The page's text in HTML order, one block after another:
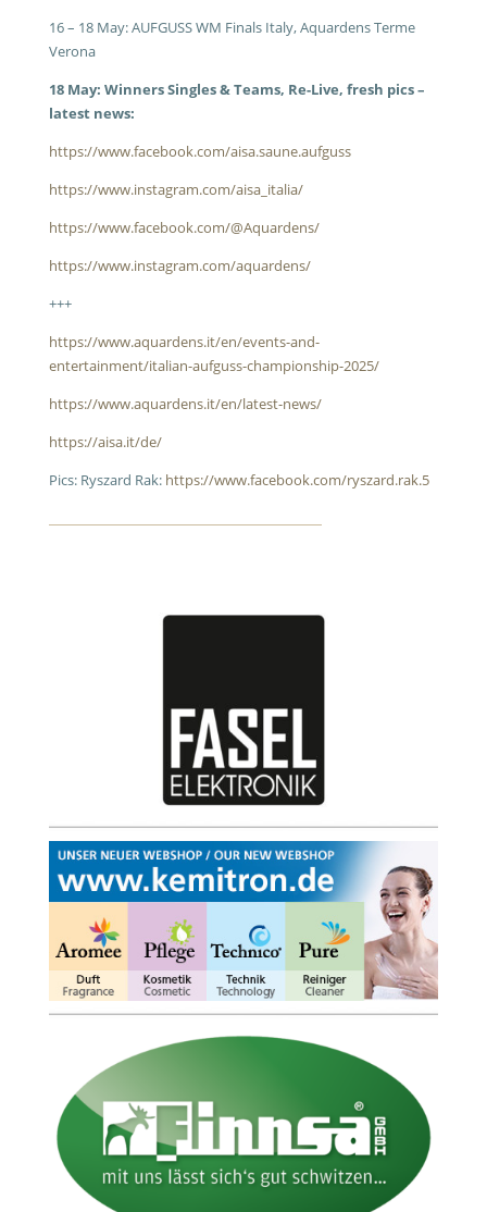
16 – 18 May: AUFGUSS WM Finals Italy, Aquardens Terme
Verona
18 May: Winners Singles & Teams, Re-Live, fresh pics –
latest news:
https://www.facebook.com/aisa.saune.aufguss
https://www.instagram.com/aisa_italia/
https://www.facebook.com/@Aquardens/
https://www.instagram.com/aquardens/
+++
https://www.aquardens.it/en/events-and-
entertainment/italian-aufguss-championship-2025/
https://www.aquardens.it/en/latest-news/
https://aisa.it/de/
Pics: Ryszard Rak: https://www.facebook.com/ryszard.rak.5